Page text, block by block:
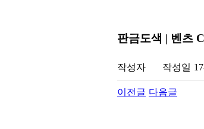
판금도색 | 벤츠
작성자 작성일
이전글 다음글